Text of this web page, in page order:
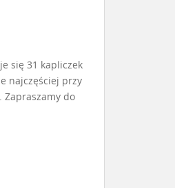
się 31 kapliczek
najczęściej przy
Zapraszamy do